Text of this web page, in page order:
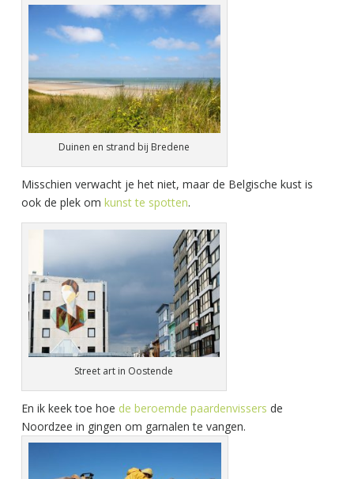
Duinen en strand bij Bredene
Misschien verwacht je het niet, maar de Belgische kust is
ook de plek om kunst te spotten.
Street art in Oostende
En ik keek toe hoe de beroemde paardenvissers de
Noordzee in gingen om garnalen te vangen.